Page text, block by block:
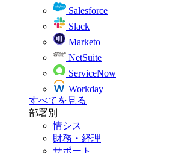
Salesforce
Slack
Marketo
NetSuite
ServiceNow
Workday
すべてを見る
部署別
情シス
財務・経理